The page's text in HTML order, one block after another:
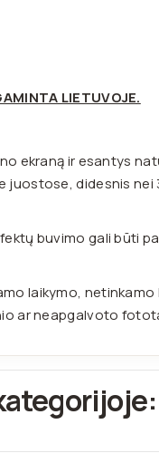
LIETUVOJE.
ekraną ir esantys
didesnis nei
buvimo gali būti
laikymo,
ar neapgalvoto